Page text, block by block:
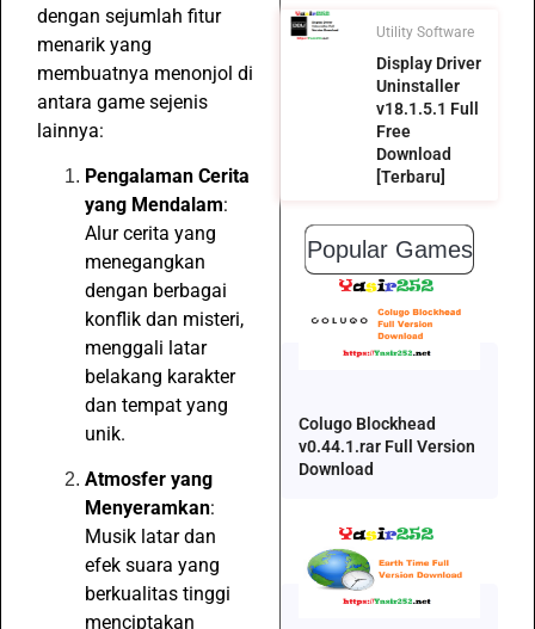
dengan sejumlah fitur
menarik yang
membuatnya menonjol di
antara game sejenis
lainnya:
Pengalaman Cerita
yang Mendalam:
Alur cerita yang
menegangkan
dengan berbagai
konflik dan misteri,
menggali latar
belakang karakter
dan tempat yang
unik.
Atmosfer yang
Menyeramkan:
Musik latar dan
efek suara yang
berkualitas tinggi
menciptakan
Utility Software
Display Driver
Uninstaller
v18.1.5.1 Full
Free
Download
[Terbaru]
Popular Games
Colugo Blockhead
v0.44.1.rar Full Version
Download